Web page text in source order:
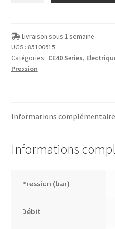
HP
CE40-
400
bars
Livraison sous 1 semaine
UGS : 85100615
Catégories : CE40 Series,
Pression
Informations
Informations
Pression (bar)
Débit